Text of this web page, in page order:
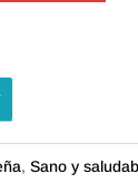
, Sano y